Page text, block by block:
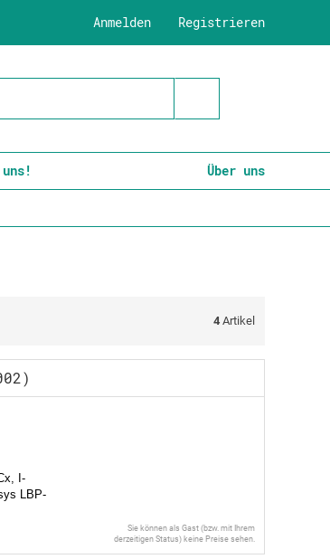
Registrieren
Anmelden
Über uns
4 Artikel
I-
LBP-
Sie können als Gast (bzw. mit Ihrem
derzeitigen Status) keine Preise sehen.